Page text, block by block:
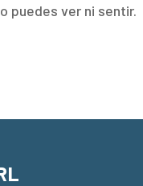
puedes ver ni sentir.